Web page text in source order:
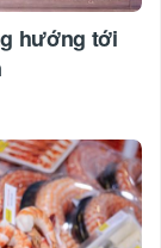
hướng tới